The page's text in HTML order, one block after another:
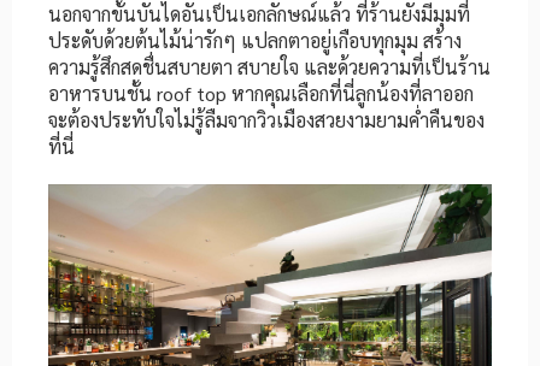
นอกจากขั้นบันไดอันเป็นเอกลักษณ์แล้ว ที่ร้านยังมีมุมที่
ประดับด้วยต้นไม้น่ารักๆ แปลกตาอยู่เกือบทุกมุม สร้าง
ความรู้สึกสดชื่นสบายตา สบายใจ และด้วยความที่เป็นร้าน
อาหารบนชั้น roof top หากคุณเลือกที่นี่ลูกน้องที่ลาออก
จะต้องประทับใจไม่รู้ลืมจากวิวเมืองสวยงามยามค่ำคืนของ
ที่นี่